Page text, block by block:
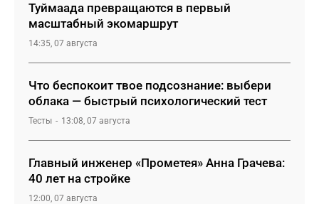
Туймаада превращаются в первый
масштабный экомаршрут
14:35, 07 августа
Что беспокоит твое подсознание: выбери
облака — быстрый психологический тест
Тесты 13:08, 07 августа
Главный инженер «Прометея» Анна Грачева:
40 лет на стройке
12:00, 07 августа